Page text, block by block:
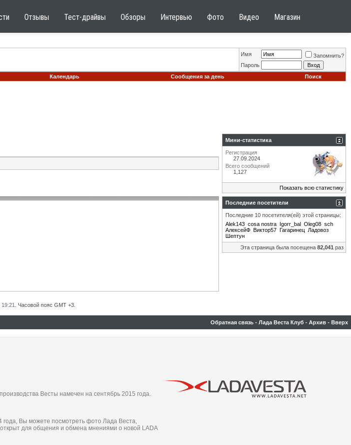
Отзывы Тест-драйвы Обзоры Интервью Фото Видео Магазин
Имя
Запомнить?
Пароль
Календарь Сообщения за день Поиск
Мини-статистика
Регистрация
27.09.2024
Всего сообщений
1,127
Показать всю статистику
Последние посетители
Последние 10 посетителя(ей) этой страницы:
Alek143 cosa nostra Igorr_bal Oleg08 sch
АлексейФ Виктор57 Гагаринец Ладовоз
Шептун
Эта страница была посещена 82,041 раз
19:21 . Часовой пояс GMT +3.
Обратная связь - Лада Веста Клуб - Архив - Вверх
Весты намечен на сентябрь 2015 года.
года, Вы можете посмотреть фото Лада Веста,
открыт для общения и обмена мнениями о новой LADA